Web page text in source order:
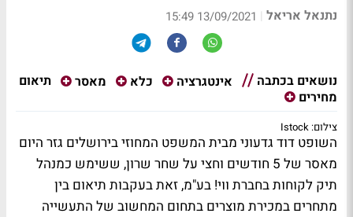
נתנאל אריאל |
13/09/2021 15:49
נושאים בכתבה אינטגרציה כלא מאסר
תיאום
מחירים
צילום: Istock
השופט דוד גדעוני מבית המשפט המחוזי בירושלים גזר היום
מאסר של 5 חודשים וחצי על שחר שרון, ששימש כמנהל
תיק לקוחות בחברת ווי! בע"מ, זאת בעקבות תיאום בין
מתחרים במכירת מוצרים בתחום המחשוב של התעשייה